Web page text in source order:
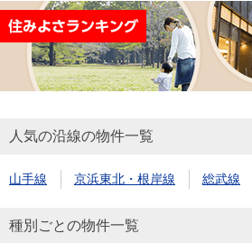
を
探
す
購入向け
サービス
レーショ
売却向け
サービス
周辺相場
検索
住まいと
暮らしの
税金の本
（電子ブ
人気の沿線の物件一覧
山手線 京浜東北・根岸線 総武線
種別ごとの物件一覧